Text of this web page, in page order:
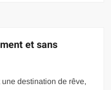
et sans
destination de rêve,